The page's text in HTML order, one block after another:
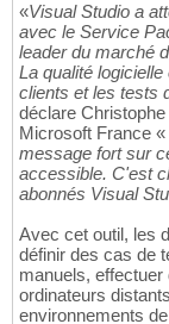
«Visual Studio a
avec le Service
leader du marché
La qualité
clients et les tests
déclare
Microsoft France «
message fort sur
accessible. C'est
abonnés Visual
Avec cet outil, les
définir des cas de
manuels,
ordinateurs
environnements